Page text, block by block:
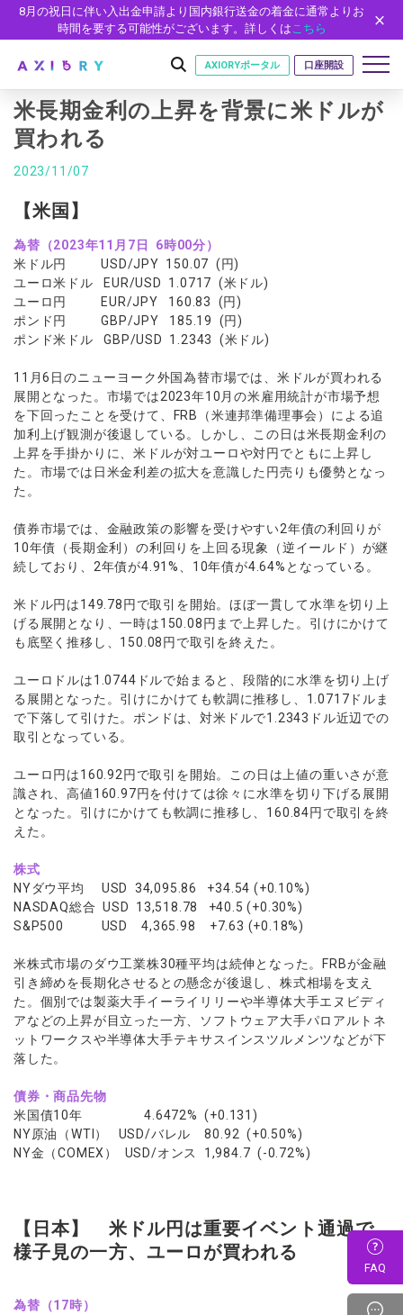
8月の祝日に伴い入出金申請より国内銀行送金の着金に通常よりお
時間を要する可能性がございます。詳しくはこちら
はじめに
ライセンス
安全性
取引
取引商品
FX（通貨ペア）
現物株式
ETF
株式CFD
株価指数CFD
エネルギーCFD
貴金属CFD
ソフトコモディティCFD
NEW
バトルCFD
取引条件
スプレッド・手数料
ゼロカットとロスカット
スワップとロールオーバー
入出金方法
レバレッジ
約定率
取引時間
取引計算シミュレーター
注文執行ポリシー
休眠口座と凍結口座
口座
口座の種類
口座タイプ
法人のお客様
デモ口座
ウォレット口座
NEW
口座開設
口座開設フォーム
必要書類
プラットフォーム
プラットフォーム
MT5
cTrader
AXIORYアプリ
AXIORYポータル
ツール
MT4/MT5 ヒストリカルデータ
カスタムインジケーター
日本時間表示インジケータ
ストライク インジケータ
MQLシグナル
NEW
通貨インデックス
パートナー
パートナーシップ・プログラム
イントロデュース・パートナープログラム（IP）
特別・VIPプログラム
NEW
ニュース
ニュースリリース
お知らせ
マーケットニュース
コーポレートニュース
キャンペーン
会社概要
企業情報
会社概要
役員紹介
お問合せ
よくあるご質問
English
Русский
Español
Tiếng Việt
デモ口座を開設する
法人のお客様はこちら
AXIORYポータル 口座開設
米長期金利の上昇を背景に米ドルが
買われる
2023/11/07
【米国】
為替（2023年11月7日 6時00分）
米ドル円 USD/JPY 150.07 (円)
ユーロ米ドル EUR/USD 1.0717 (米ドル)
ユーロ円 EUR/JPY 160.83 (円)
ポンド円 GBP/JPY 185.19 (円)
ポンド米ドル GBP/USD 1.2343 (米ドル)
11月6日のニューヨーク外国為替市場では、米ドルが買われる
展開となった。市場では2023年10月の米雇用統計が市場予想
を下回ったことを受けて、FRB（米連邦準備理事会）による追
加利上げ観測が後退している。しかし、この日は米長期金利の
上昇を手掛かりに、米ドルが対ユーロや対円でともに上昇し
た。市場では日米金利差の拡大を意識した円売りも優勢となっ
た。
債券市場では、金融政策の影響を受けやすい2年債の利回りが
10年債（長期金利）の利回りを上回る現象（逆イールド）が継
続しており、2年債が4.91%、10年債が4.64%となっている。
米ドル円は149.78円で取引を開始。ほぼ一貫して水準を切り上
げる展開となり、一時は150.08円まで上昇した。引けにかけて
も底堅く推移し、150.08円で取引を終えた。
ユーロドルは1.0744ドルで始まると、段階的に水準を切り上げ
る展開となった。引けにかけても軟調に推移し、1.0717ドルま
で下落して引けた。ポンドは、対米ドルで1.2343ドル近辺での
取引となっている。
ユーロ円は160.92円で取引を開始。この日は上値の重いさが意
識され、高値160.97円を付けては徐々に水準を切り下げる展開
となった。引けにかけても軟調に推移し、160.84円で取引を終
えた。
株式
NYダウ平均 USD 34,095.86 +34.54 (+0.10%)
NASDAQ総合 USD 13,518.78 +40.5 (+0.30%)
S&P500 USD 4,365.98 +7.63 (+0.18%)
米株式市場のダウ工業株30種平均は続伸となった。FRBが金融
引き締めを長期化させるとの懸念が後退し、株式相場を支え
た。個別では製薬大手イーライリリーや半導体大手エヌビディ
アなどの上昇が目立った一方、ソフトウェア大手パロアルトネ
ットワークスや半導体大手テキサスインスツルメンツなどが下
落した。
債券・商品先物
米国債10年 4.6472% (+0.131)
NY原油（WTI） USD/バレル 80.92 (+0.50%)
NY金（COMEX） USD/オンス 1,984.7 (-0.72%)
【日本】 米ドル円は重要イベント通過で
様子見の一方、ユーロが買われる
為替（17時）
FAQ